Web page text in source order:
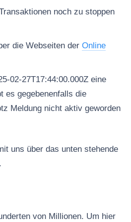
noch zu stoppen
die Webseiten der Online
02-27T17:44:00.000Z eine
es gegebenenfalls die
Meldung nicht aktiv geworden
uns über das unten stehende
von Millionen. Um hier